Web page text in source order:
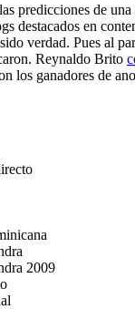
predicciones de
destacados en
verdad. Pues al
Reynaldo Brito
los ganadores de
2009